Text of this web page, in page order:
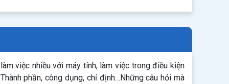
việc nhiều với máy tính, làm việc trong điều kiện
phần, công dụng, chỉ định…Những câu hỏi mà